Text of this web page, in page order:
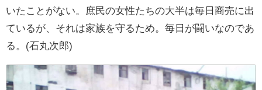
いたことがない。庶民の女性たちの大半は毎日商売に出
ているが、それは家族を守るため。毎日が闘いなのであ
る。(石丸次郎)